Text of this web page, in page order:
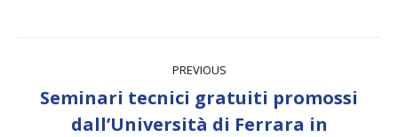
navigation
PREVIOUS
Previous
Seminari tecnici gratuiti promossi
dall’Università di Ferrara in